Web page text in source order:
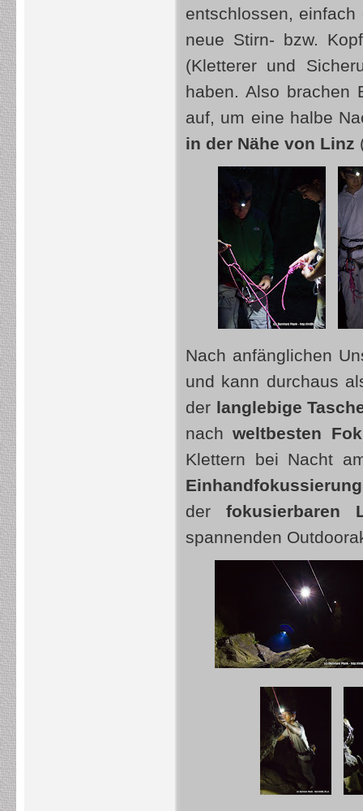
entschlossen,
neue Stirn- bzw.
(Kletterer und
haben. Also brachen
auf, um eine halbe
in der Nähe von Linz
Nach anfänglichen
und kann durchaus
der langlebige
nachweltbesten
Klettern bei Nacht
Einhandfokussierung
der fokusierbaren
spannenden